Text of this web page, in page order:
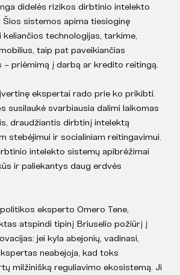
didelės rizikos dirbtinio intelekto
Šios sistemos apima tiesioginę
technologijas, tarkime,
taip pat paveikiančias
– priėmimą į darbą ar kredito reitingą.
ekspertai rado prie ko prikibti.
susilaukė svarbiausia dalimi laikomas
draudžiantis dirbtinį intelektą
stebėjimui ir socialiniam reitingavimui.
intelekto sistemų apibrėžimai
ir paliekantys daug erdvės
eksperto Omero Tene,
atspindi tipinį Briuselio požiūrį į
jei kyla abejonių, vadinasi,
neabejoja, kad toks
milžinišką reguliavimo ekosistemą. Ji